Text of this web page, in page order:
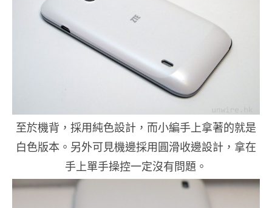
至於機背，採用純色設計，而小編手上拿著的就是
白色版本。另外可見機邊採用圓滑收邊設計，拿在
手上單手操控一定沒有問題。